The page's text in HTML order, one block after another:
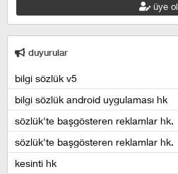
üye ol
duyurular
bilgi sözlük v5
bilgi sözlük android uygulaması hk
sözlük'te başgösteren reklamlar hk.
sözlük'te başgösteren reklamlar hk.
kesinti hk